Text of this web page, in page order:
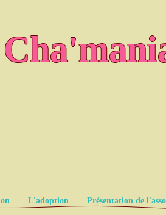
L'adoption Présentation de